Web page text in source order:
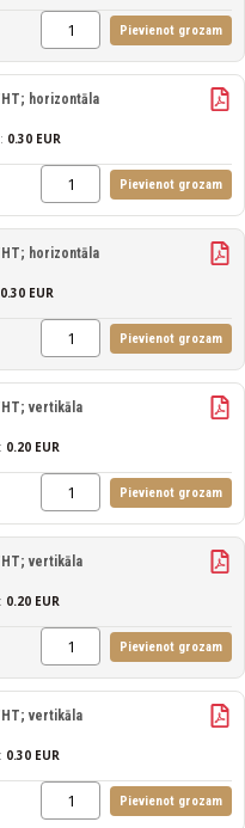
Pievienot grozam
horizontāla
0.30 EUR
Pievienot grozam
horizontāla
0.30 EUR
Pievienot grozam
vertikāla
0.20 EUR
Pievienot grozam
vertikāla
0.20 EUR
Pievienot grozam
vertikāla
0.30 EUR
Pievienot grozam